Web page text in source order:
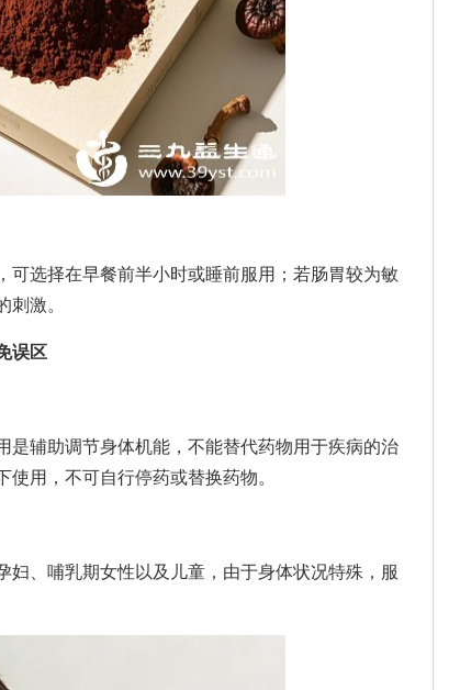
选择在早餐前半小时或睡前服用；若肠胃较为敏
刺激。
误区
辅助调节身体机能，不能替代药物用于疾病的治
用，不可自行停药或替换药物。
、哺乳期女性以及儿童，由于身体状况特殊，服